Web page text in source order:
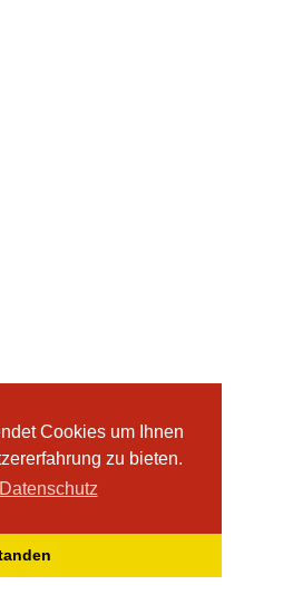
Cookies um Ihnen
zu bieten.